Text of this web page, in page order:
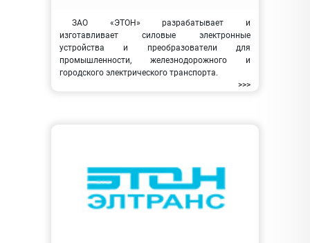
ЗАО «ЭТОН» разрабатывает и
изготавливает силовые электронные
устройства и преобразователи для
промышленности, железнодорожного и
городского электрического транспорта.
>>>